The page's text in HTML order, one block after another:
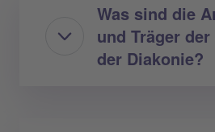
Was sind die
und Träger
der Diakonie?